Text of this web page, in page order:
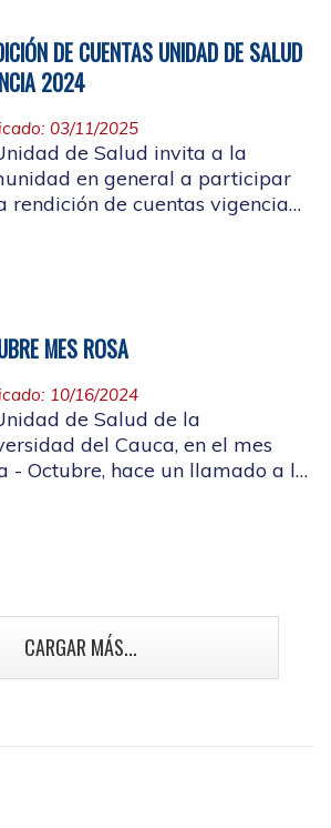
DE CUENTAS UNIDAD DE SALUD
2024
03/11/2025
de Salud invita a la
en general a participar
de cuentas vigencia
MES ROSA
10/16/2024
de Salud de la
del Cauca, en el mes
- Octubre, hace un llamado a la
CARGAR MÁS...